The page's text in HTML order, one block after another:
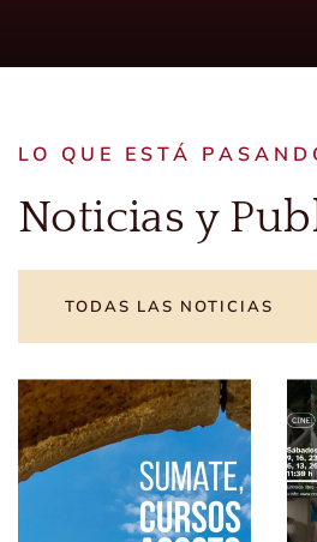
LO QUE ESTÁ
Noticias y
TODAS LAS NOTICIAS